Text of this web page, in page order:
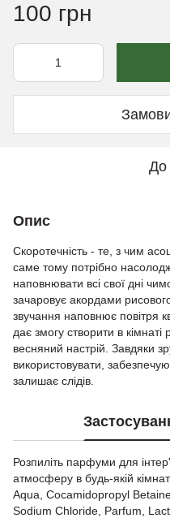
100 грн
До
Опис
Скоротечність - те, з чим
саме тому потрібно
наповнювати всі свої дні
зачаровує акордами
звучання наповнює повітря
дає змогу створити в
весняний настрій. Завдяки
використовувати,
залишає слідів.
Розпиліть парфуми для
атмосферу в будь-якій
Aqua, Cocamidopropyl
Sodium Chloride, Parfum,